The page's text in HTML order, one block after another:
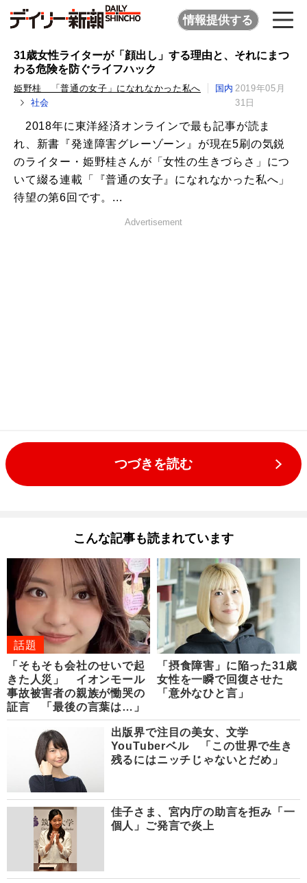
情報提供する
31歳女性ライターが「顔出し」する理由と、それにまつ
わる危険を防ぐライフハック
姫野桂 「普通の女子」になれなかった私へ
国内
社会
2019年05月
31日
2018年に東洋経済オンラインで最も記事が読ま
れ、新書『発達障害グレーゾーン』が現在5刷の気鋭
のライター・姫野桂さんが「女性の生きづらさ」につ
いて綴る連載「『普通の女子』になれなかった私へ」
待望の第6回です。...
Advertisement
つづきを読む
こんな記事も読まれています
話題
「そもそも会社のせいで起
きた人災」 イオンモール
事故被害者の親族が慟哭の
証言 「最後の言葉は…」
「摂食障害」に陥った31歳
女性を一瞬で回復させた
「意外なひと言」
出版界で注目の美女、文学
YouTuberベル 「この世界で生き
残るにはニッチじゃないとだめ」
佳子さま、宮内庁の助言を拒み「一
個人」ご発言で炎上